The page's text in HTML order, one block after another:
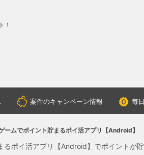
！
案件のキャンペーン情報 毎
ムでポイント貯まるポイ活アプリ【Android】
ポイ活アプリ【Android】でポイントが